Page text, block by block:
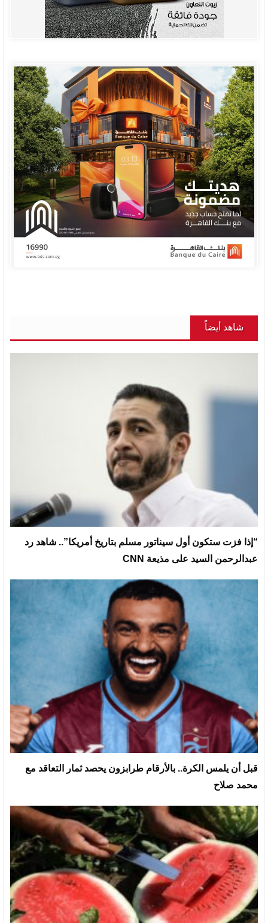
شاهد أيضاً
“إذا فزت ستكون أول سيناتور مسلم بتاريخ أمريكا”.. شاهد رد
عبدالرحمن السيد على مذيعة CNN
قبل أن يلمس الكرة.. بالأرقام طرابزون يحصد ثمار التعاقد مع
محمد صلاح